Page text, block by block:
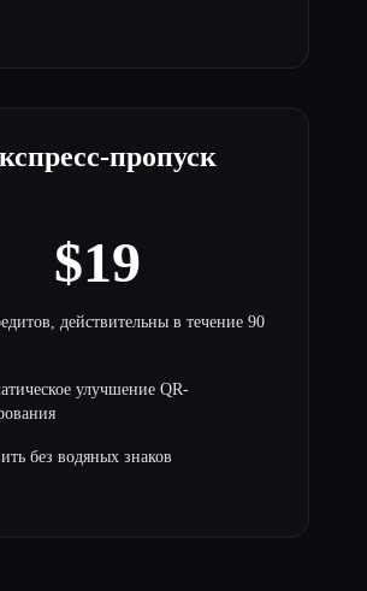
пропуск
$19
действительны в течение 90
улучшение QR-
без водяных знаков